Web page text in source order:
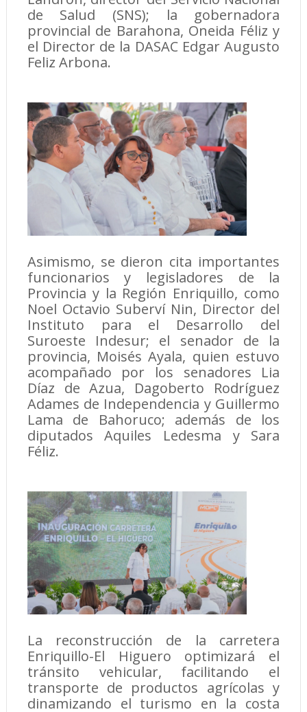
de Salud (SNS); la gobernadora
provincial de Barahona, Oneida Féliz y
el Director de la DASAC Edgar Augusto
Feliz Arbona.
Asimismo, se dieron cita importantes
funcionarios y legisladores de la
Provincia y la Región Enriquillo, como
Noel Octavio Suberví Nin, Director del
Instituto para el Desarrollo del
Suroeste Indesur; el senador de la
provincia, Moisés Ayala, quien estuvo
acompañado por los senadores Lia
Díaz de Azua, Dagoberto Rodríguez
Adames de Independencia y Guillermo
Lama de Bahoruco; además de los
diputados Aquiles Ledesma y Sara
Féliz.
La reconstrucción de la carretera
Enriquillo-El Higuero optimizará el
tránsito vehicular, facilitando el
transporte de productos agrícolas y
dinamizando el turismo en la costa